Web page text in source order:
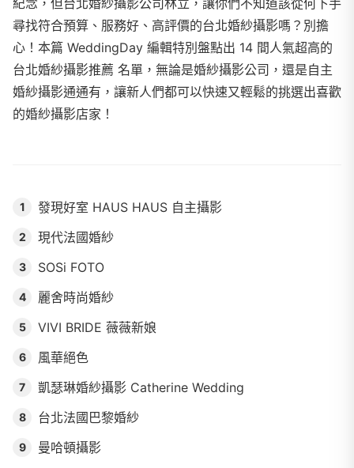
紀念，但台北婚紗攝影公司林立，讓你們不知道該從何下手
尋找符合預算、服務好、高評價的台北婚紗攝影嗎？別擔
心！本篇 WeddingDay 編輯特別盤點出 14 間人氣超高的
台北婚紗攝影推薦 名單，無論是婚紗攝影公司，還是自主
婚紗攝影通通有，讓新人們都可以快速又輕鬆的挑選出喜歡
的婚紗攝影店家！
1 發現好室 HAUS HAUS 自主攝影
2 現代法國婚紗
3 SOSi FOTO
4 麗舍時尚婚紗
5 VIVI BRIDE 薇薇新娘
6 風華絕色
7 凱瑟琳婚紗攝影 Catherine Wedding
8 台北法國巴黎婚紗
9 曼哈頓攝影